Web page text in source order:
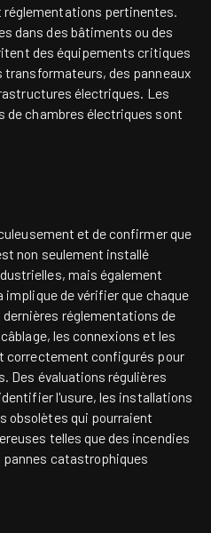
pertinentes.
dans des bâtiments ou des
des équipements critiques
des panneaux
électriques. Les
chambres électriques sont
et de confirmer que
non seulement installé
mais également
de vérifier que chaque
réglementations de
les connexions et les
configurés pour
Des évaluations régulières
l'usure, les installations
obsolètes qui pourraient
telles que des incendies
pannes catastrophiques